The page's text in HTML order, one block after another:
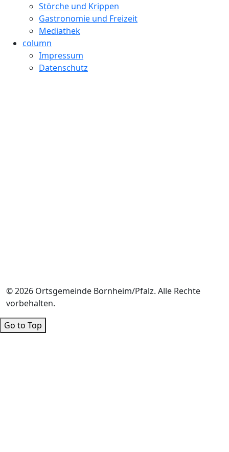
Störche und Krippen
Gastronomie und Freizeit
Mediathek
column
Impressum
Datenschutz
© 2026 Ortsgemeinde Bornheim/Pfalz. Alle Rechte
vorbehalten.
Go to Top